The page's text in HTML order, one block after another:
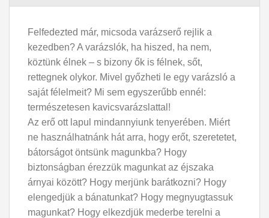
Felfedezted már, micsoda varázserő rejlik a
kezedben? A varázslók, ha hiszed, ha nem,
köztünk élnek – s bizony ők is félnek, sőt,
rettegnek olykor. Mivel győzheti le egy varázsló a
saját félelmeit? Mi sem egyszerűbb ennél:
természetesen kavicsvarázslattal!
Az erő ott lapul mindannyiunk tenyerében. Miért
ne használhatnánk hát arra, hogy erőt, szeretetet,
bátorságot öntsünk magunkba? Hogy
biztonságban érezzük magunkat az éjszaka
árnyai között? Hogy merjünk barátkozni? Hogy
elengedjük a bánatunkat? Hogy megnyugtassuk
magunkat? Hogy elkezdjük mederbe terelni a